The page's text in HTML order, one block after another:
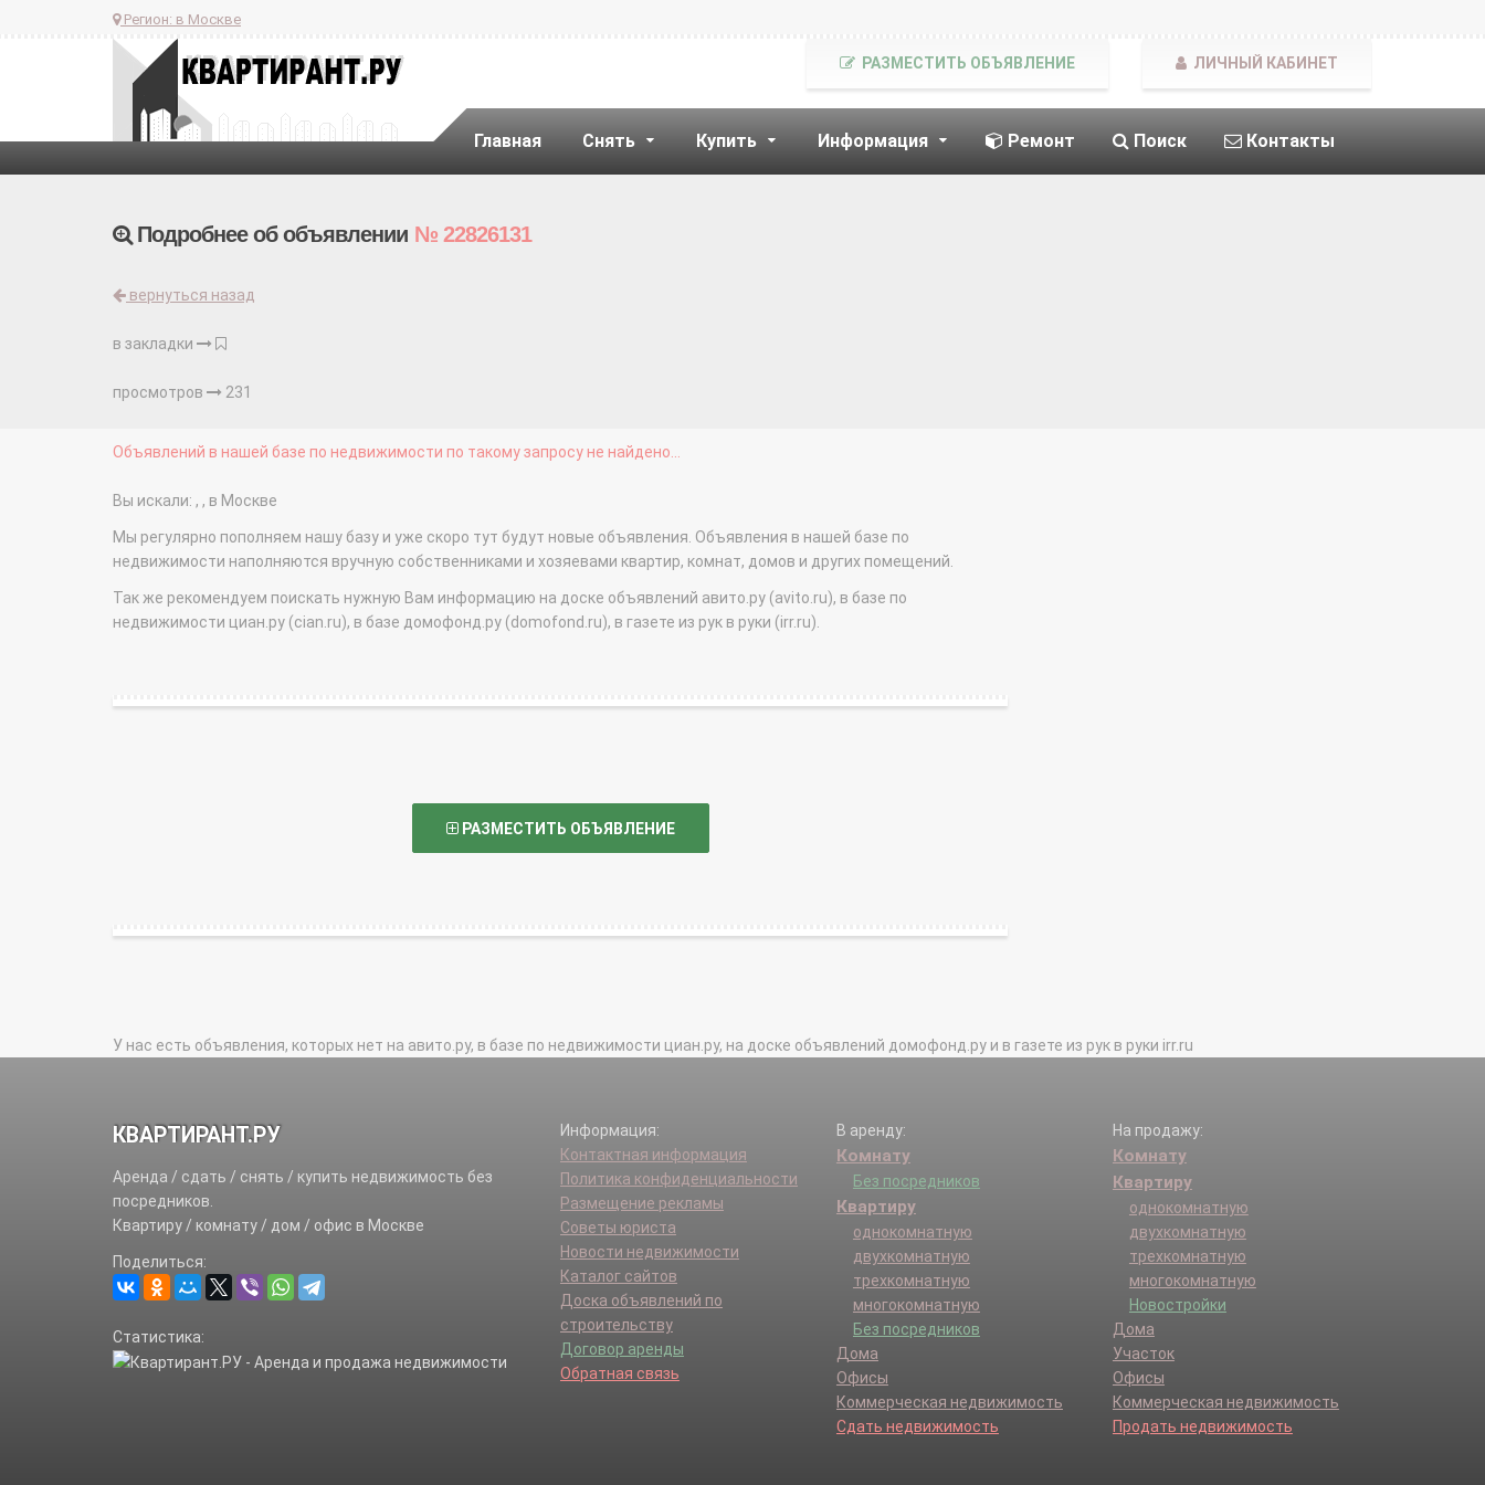
Регион: в Москве
Главная Снять Купить Информация Ремонт Поиск Контакты
РАЗМЕСТИТЬ ОБЪЯВЛЕНИЕ ЛИЧНЫЙ КАБИНЕТ
Подробнее об объявлении № 22826131
вернуться назад
в закладки
просмотров 231
Объявлений в нашей базе по недвижимости по такому запросу не найдено...
Вы искали: , , в Москве
Мы регулярно пополняем нашу базу и уже скоро тут будут новые объявления. Объявления в нашей базе по
недвижимости наполняются вручную собственниками и хозяевами квартир, комнат, домов и других помещений.
Так же рекомендуем поискать нужную Вам информацию на доске объявлений авито.ру (avito.ru), в базе по
недвижимости циан.ру (cian.ru), в базе домофонд.ру (domofond.ru), в газете из рук в руки (irr.ru).
РАЗМЕСТИТЬ ОБЪЯВЛЕНИЕ
У нас есть объявления, которых нет на авито.ру, в базе по недвижимости циан.ру, на доске объявлений домофонд.ру и в газете из рук в руки irr.ru
КВАРТИРАНТ.РУ
Аренда / сдать / снять / купить недвижимость без
посредников.
Квартиру / комнату / дом / офис в Москве
Поделиться:
Статистика:
Информация:
Контактная информация
Политика конфиденциальности
Размещение рекламы
Советы юриста
Новости недвижимости
Каталог сайтов
Доска объявлений по
строительству
Договор аренды
Обратная связь
В аренду:
Комнату
Без посредников
Квартиру
однокомнатную
двухкомнатную
трехкомнатную
многокомнатную
Без посредников
Дома
Офисы
Коммерческая недвижимость
Сдать недвижимость
На продажу:
Комнату
Квартиру
однокомнатную
двухкомнатную
трехкомнатную
многокомнатную
Новостройки
Дома
Участок
Офисы
Коммерческая недвижимость
Продать недвижимость